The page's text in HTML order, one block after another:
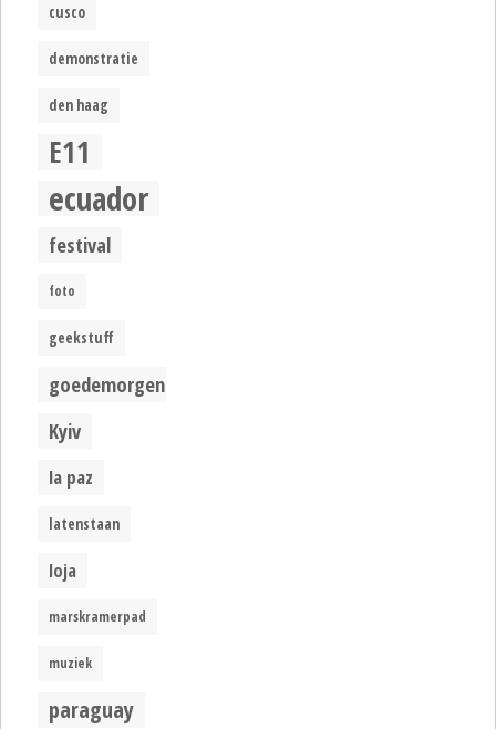
cusco
demonstratie
den haag
E11
ecuador
festival
foto
geekstuff
goedemorgen
Kyiv
la paz
latenstaan
loja
marskramerpad
muziek
paraguay